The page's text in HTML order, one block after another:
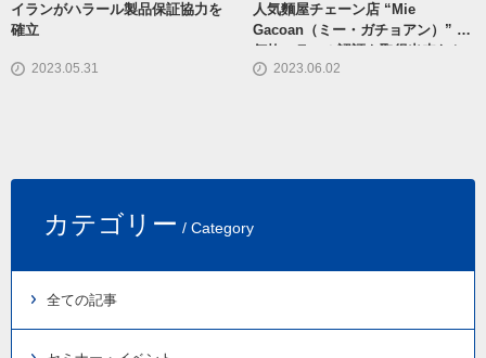
イランがハラール製品保証協力を
確立
2023.05.31
人気麵屋チェーン店 “Mie
Gacoan（ミー・ガチョアン）” は
何故ハラール認証を取得出来なか
ったのか?
2023.06.02
カテゴリー / Category
全ての記事